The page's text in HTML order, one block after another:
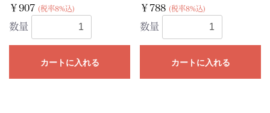
￥907 (税率8%込)
数量
カートに入れる
￥788 (税率8%込)
数量
カートに入れる